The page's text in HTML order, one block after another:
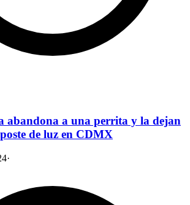
abandona a una perrita y la dejan
de luz en CDMX
·